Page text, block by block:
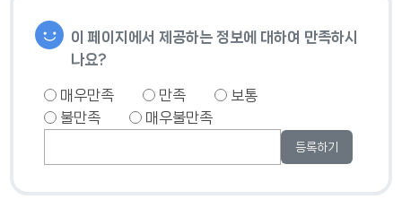
이 페이지에서 제공하는 정보에 대하여 만족하시
나요?
매우만족 만족
보통
불만족
매우불만족